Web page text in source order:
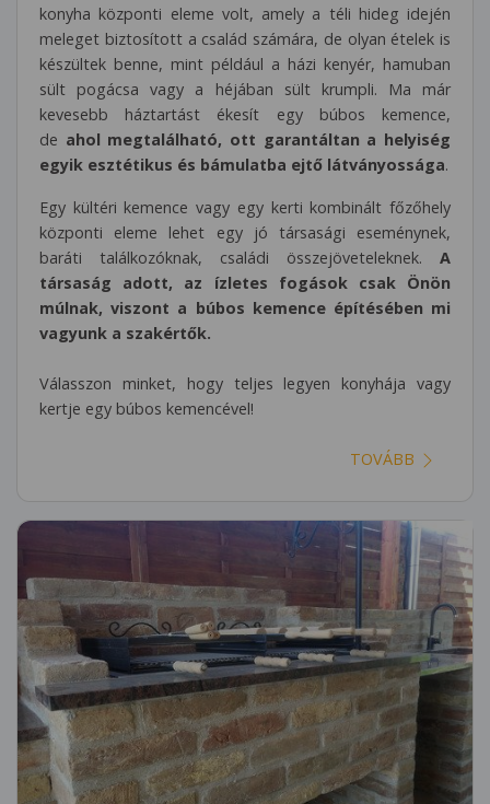
konyha központi eleme volt, amely a téli hideg idején
meleget biztosított a család számára, de olyan ételek is
készültek benne, mint például a házi kenyér, hamuban
sült pogácsa vagy a héjában sült krumpli. Ma már
kevesebb háztartást ékesít egy búbos kemence,
de ahol megtalálható, ott garantáltan a helyiség
egyik esztétikus és bámulatba ejtő látványossága.
Egy kültéri kemence vagy egy kerti kombinált főzőhely
központi eleme lehet egy jó társasági eseménynek,
baráti találkozóknak, családi összejöveteleknek. A
társaság adott, az ízletes fogások csak Önön
múlnak, viszont a búbos kemence építésében mi
vagyunk a szakértők.
Válasszon minket, hogy teljes legyen konyhája vagy
kertje egy búbos kemencével!
TOVÁBB